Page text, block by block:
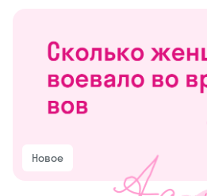
Новое